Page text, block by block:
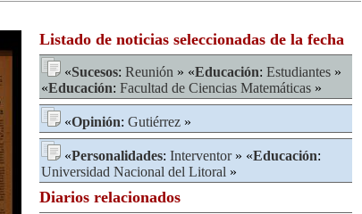
Listado de noticias seleccionadas de la fecha
«Sucesos: Reunión » «Educación: Estudiantes »
«Educación: Facultad de Ciencias Matemáticas »
«Opinión: Gutiérrez »
«Personalidades: Interventor» «Educación:
Universidad Nacional del Litoral »
Diarios relacionados